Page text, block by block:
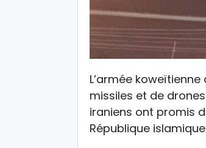
L’armée
missiles et de
iraniens ont promis
République